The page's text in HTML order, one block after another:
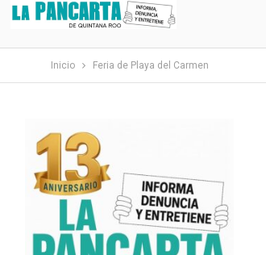
Inicio Feria de Playa del Carmen